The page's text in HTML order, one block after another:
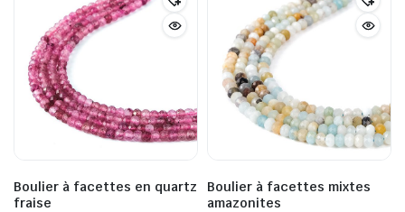
Boulier à facettes en quartz
fraise
Boulier à facettes mixtes
amazonites